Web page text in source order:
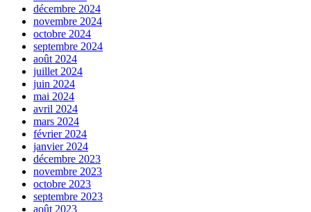
décembre 2024
novembre 2024
octobre 2024
septembre 2024
août 2024
juillet 2024
juin 2024
mai 2024
avril 2024
mars 2024
février 2024
janvier 2024
décembre 2023
novembre 2023
octobre 2023
septembre 2023
août 2023